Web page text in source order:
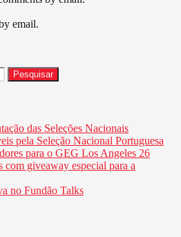
email.
das Seleções Nacionais
pela Seleção Nacional Portuguesa
para o GEG Los Angeles 26
com giveaway especial para a
no Fundão Talks